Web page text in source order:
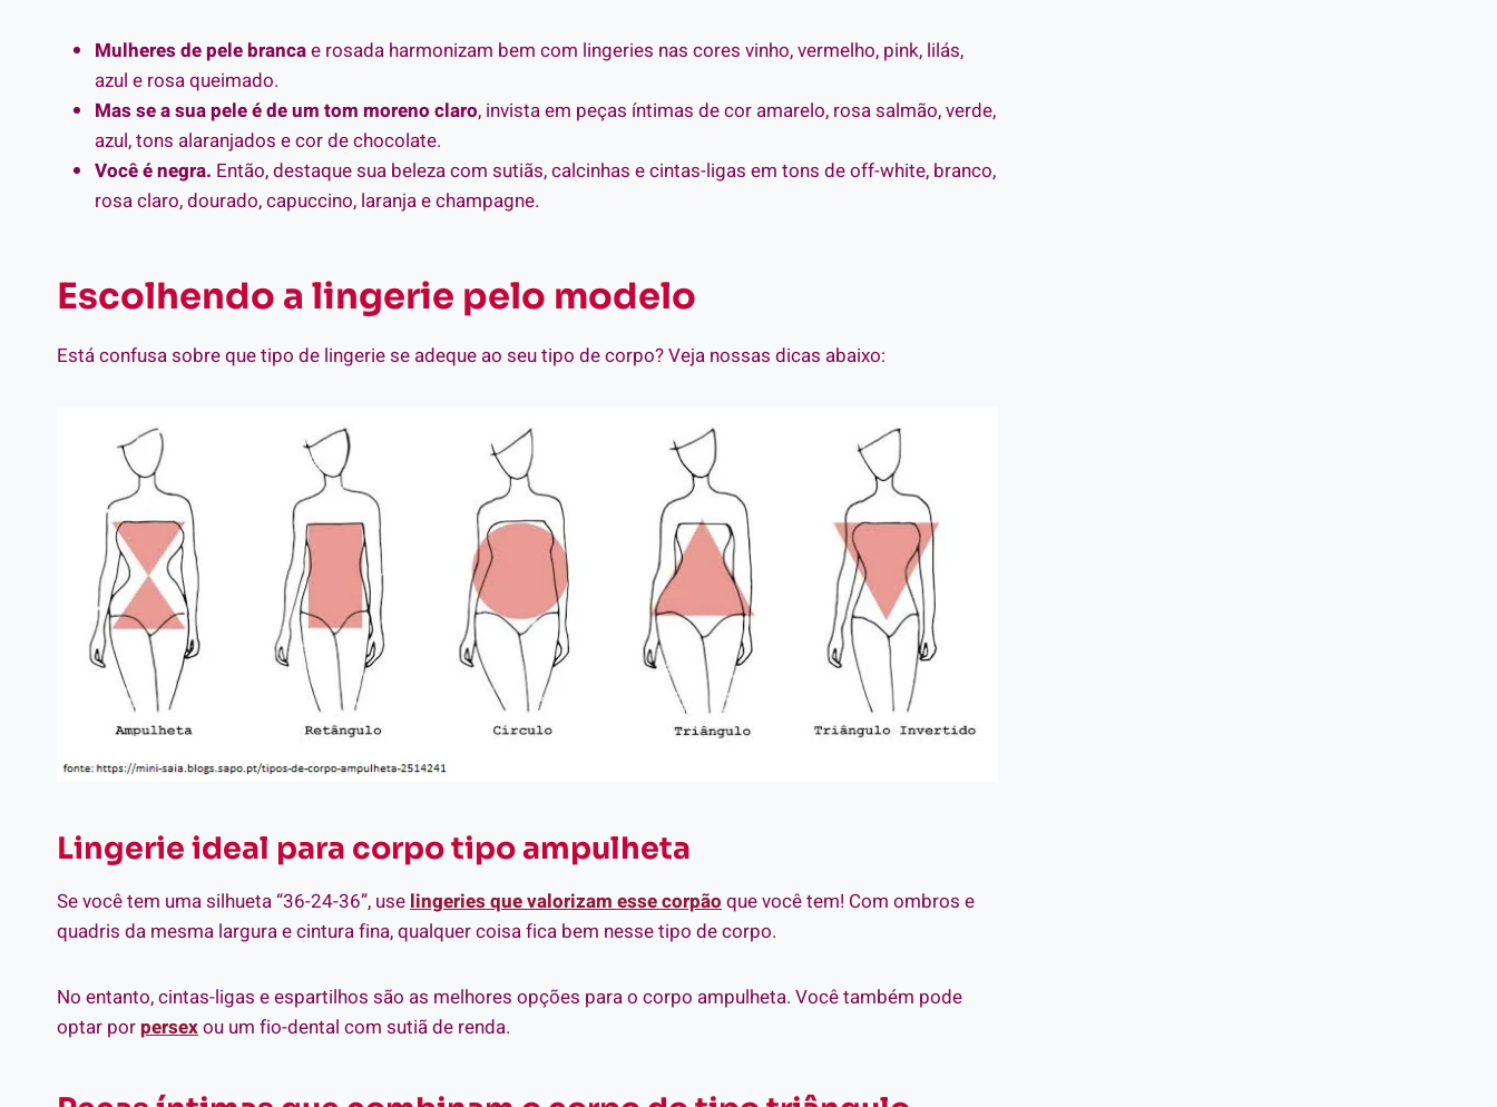
Mulheres de pele brancae rosada harmonizam bem com lingeries nas cores vinho, vermelho, pink, lilás,
azul e rosa queimado.
Mas se a sua pele é de um tom moreno claro, invista em peças íntimas de cor amarelo, rosa salmão, verde,
azul, tons alaranjados e cor de chocolate.
Você é negra. Então, destaque sua beleza com sutiãs, calcinhas e cintas-ligas em tons de off-white, branco,
rosa claro, dourado, capuccino, laranja e champagne.
Escolhendo a lingerie pelo modelo
Está confusa sobre que tipo de lingerie se adeque ao seu tipo de corpo? Veja nossas dicas abaixo:
Lingerie ideal para corpo tipo ampulheta
Se você tem uma silhueta “36-24-36”, use lingeries que valorizam esse corpão que você tem! Com ombros e
quadris da mesma largura e cintura fina, qualquer coisa fica bem nesse tipo de corpo.
No entanto, cintas-ligas e espartilhos são as melhores opções para o corpo ampulheta. Você também pode
optar porpersexou um fio-dental com sutiã de renda.